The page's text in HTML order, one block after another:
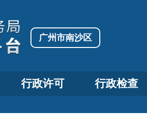
广州市南沙区
行政许可 行政检查